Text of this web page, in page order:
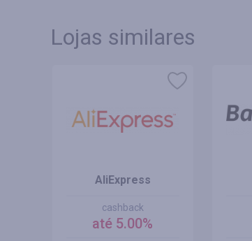
Lojas similares
AliExpress
cashback
até 5.00%